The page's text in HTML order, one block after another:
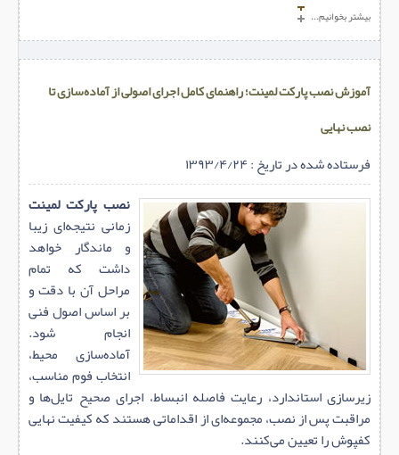
بیشتر بخوانیم...
آموزش نصب پارکت لمینت؛ راهنمای کامل اجرای اصولی از آماده‌سازی تا
نصب نهایی
فرستاده شده در تاریخ : ۱۳۹۳/۴/۲۴
نصب پارکت لمینت
زمانی نتیجه‌ای زیبا
و ماندگار خواهد
داشت که تمام
مراحل آن با دقت و
بر اساس اصول فنی
انجام شود.
آماده‌سازی محیط،
انتخاب فوم مناسب،
زیرسازی استاندارد، رعایت فاصله انبساط، اجرای صحیح تایل‌ها و
مراقبت پس از نصب، مجموعه‌ای از اقداماتی هستند که کیفیت نهایی
کفپوش را تعیین می‌کنند.